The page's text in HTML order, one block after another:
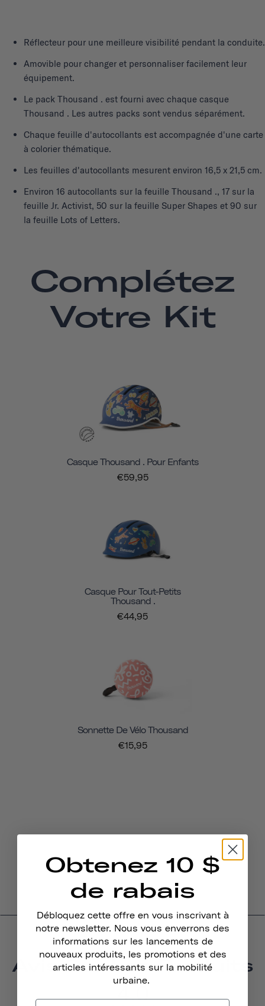
Réflecteur pour une meilleure visibilité pendant la conduite.
Amovible pour changer et personnaliser facilement leur
équipement.
Le pack Thousand . est fourni avec chaque casque
Thousand . Les autres packs sont vendus séparément.
Chaque feuille d'autocollants est accompagnée d'une carte
à colorier thématique.
Les feuilles d'autocollants mesurent environ 16,5 x 21,5 cm.
Environ 16 autocollants sur la feuille Thousand ., 17 sur la
feuille Jr. Activist, 50 sur la feuille Super Shapes et 90 sur
la feuille Lots of Letters.
Complétez
Votre Kit
Casque Thousand . Pour Enfants
€59,95
Casque Pour Tout-Petits
Thousand .
€44,95
Sonnette De Vélo Thousand
€15,95
Avis Sur Les Produits
4.0
Obtenez 10 $
de rabais
Débloquez cette offre en vous inscrivant à
notre newsletter. Nous vous enverrons des
informations sur les lancements de
nouveaux produits, les promotions et des
articles intéressants sur la mobilité
urbaine.